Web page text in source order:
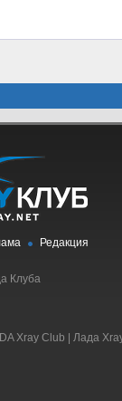
Редакция
Клуба
Xray Club | Лада